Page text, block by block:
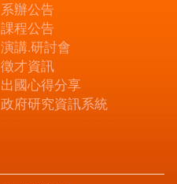
系辦公告
課程公告
演講.研討會
徵才資訊
出國心得分享
政府研究資訊系統